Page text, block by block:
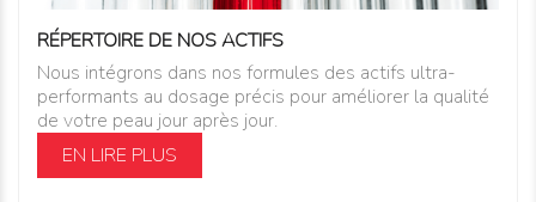
RÉPERTOIRE DE NOS ACTIFS
Nous intégrons dans nos formules des actifs ultra-
performants au dosage précis pour améliorer la qualité
de votre peau jour après jour.
EN LIRE PLUS